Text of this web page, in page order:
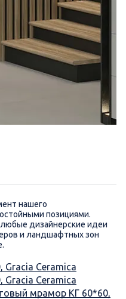
нашего
позициями.
дизайнерские идеи
и ландшафтных зон
Gracia Ceramica
Gracia Ceramica
мрамор КГ 60*60,